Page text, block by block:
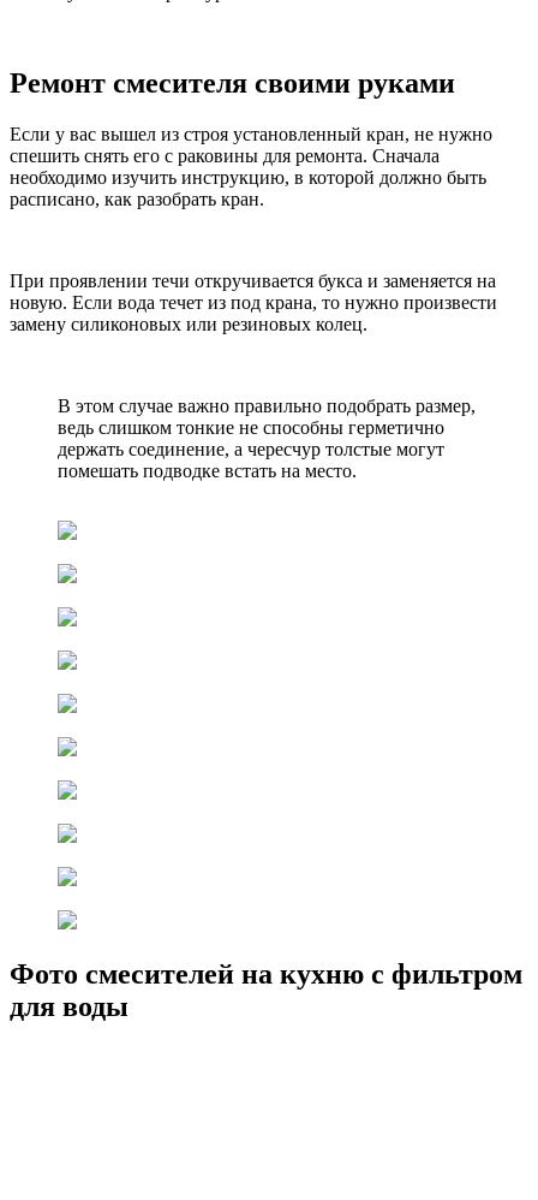
Ремонт смесителя своими руками
Если у вас вышел из строя установленный кран, не нужно
спешить снять его с раковины для ремонта. Сначала
необходимо изучить инструкцию, в которой должно быть
расписано, как разобрать кран.
При проявлении течи откручивается букса и заменяется на
новую. Если вода течет из под крана, то нужно произвести
замену силиконовых или резиновых колец.
В этом случае важно правильно подобрать размер,
ведь слишком тонкие не способны герметично
держать соединение, а чересчур толстые могут
помешать подводке встать на место.
Фото смесителей на кухню с фильтром
для воды